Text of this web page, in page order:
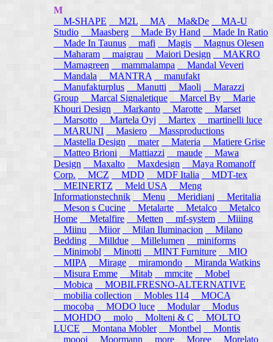
M
M-SHAPE
M2L MA Ma&De
MA-U
Studio
Maasberg Made By Hand
Made In Ratio
Made In Taunus
mafi Magis
Magnus Olesen
Maharam
maigrau Maiori Design
MAKRO
Mamagreen
mammalampa
Mandal Veveri
Mandala
MANTRA
manufakt
Manufakturplus
Manutti Maoli
Marazzi
Group
Marcal Signaletique Marcel By
Marie
Khouri Design
Markanto Marotte
Marset
Marsotto
Martela Oyj Martex
martinelli luce
MARUNI
Masiero
Massproductions
Mastella Design
mater Materia
Matiere Grise
Matteo Brioni
Mattiazzi maude
Mawa
Design
Maxalto Maxdesign
Maya Romanoff
Corp.
MCZ MDD MDF Italia
MDT-tex
MEINERTZ
Meld USA
Meng
Informationstechnik
Menu Meridiani
Meritalia
Meson s Cucine
Metalarte Metalco
Metalco
Home Metalfire Metten mf-system
Miiing
Miinu
Miior Milan Iluminacion
Milano
Bedding
Milldue Millelumen
miniforms
Minimobl Minotti MINT Furniture
MIO
MIPA
Mirage miramondo
Miranda Watkins
Misura Emme
Mitab mmcite
Mobel
Mobica
MOBILFRESNO-ALTERNATIVE
mobilia collection
Mobles 114
MOCA
mocoba
MODO luce Modular
Modus
MOHDO
molo Molteni & C
MOLTO
LUCE
Montana Mobler Montbel
Montis
moooi
Moormann more Moree
Morelato